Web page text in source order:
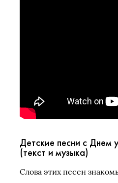
Детские песни с Днем
(текст и музыка)
Слова этих песен